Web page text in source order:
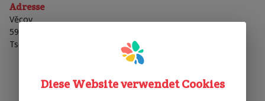
Adresse
Věcov
59244
Tschechische Republik
Diese Website verwendet Cookies